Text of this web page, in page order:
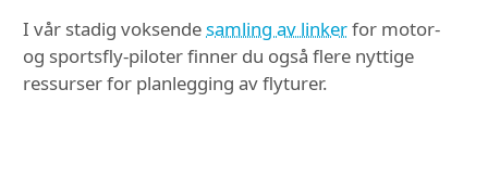
I vår stadig voksendesamling av linkerfor motor-
og sportsfly-piloter finner du også flere nyttige
ressurser for planlegging av flyturer.